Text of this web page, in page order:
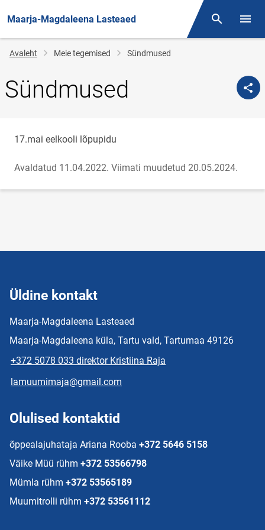
Maarja-Magdaleena Lasteaed Otsing
Jälglink
Avaleht Meie tegemised Sündmused
Sündmused
17.mai eelkooli lõpupidu
Avaldatud 11.04.2022. Viimati muudetud 20.05.2024.
Üldine kontakt
Maarja-Magdaleena Lasteaed
Maarja-Magdaleena küla, Tartu vald, Tartumaa 49126
+372 5078 033 direktor Kristiina Raja
lamuumimaja@gmail.com
Olulised kontaktid
õppealajuhataja Ariana Rooba +372 5646 5158
Väike Müü rühm +372 53566798
Mümla rühm +372 53565189
Muumitrolli rühm +372 53561112